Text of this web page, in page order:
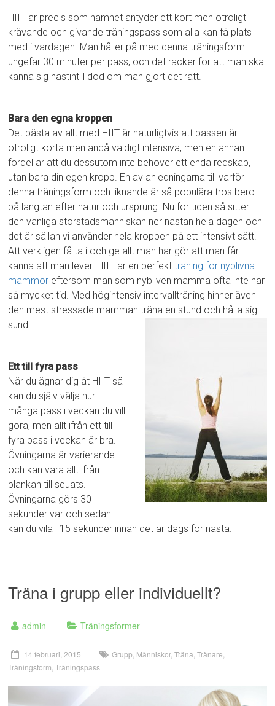
HIIT är precis som namnet antyder ett kort men otroligt
krävande och givande träningspass som alla kan få plats
med i vardagen. Man håller på med denna träningsform
ungefär 30 minuter per pass, och det räcker för att man ska
känna sig nästintill död om man gjort det rätt.
Bara den egna kroppen
Det bästa av allt med HIIT är naturligtvis att passen är
otroligt korta men ändå väldigt intensiva, men en annan
fördel är att du dessutom inte behöver ett enda redskap,
utan bara din egen kropp. En av anledningarna till varför
denna träningsform och liknande är så populära tros bero
på längtan efter natur och ursprung. Nu för tiden så sitter
den vanliga storstadsmänniskan ner nästan hela dagen och
det är sällan vi använder hela kroppen på ett intensivt sätt.
Att verkligen få ta i och ge allt man har gör att man får
känna att man lever. HIIT är en perfektträning för nyblivna
mammor eftersom man som nybliven mamma ofta inte har
så mycket tid. Med högintensiv intervallträning hinner även
den mest stressade mamman träna en stund och hålla sig
sund.
Ett till fyra pass
När du ägnar dig åt HIIT så
kan du själv välja hur
många pass i veckan du vill
göra, men allt ifrån ett till
fyra pass i veckan är bra.
Övningarna är varierande
och kan vara allt ifrån
plankan till squats.
Övningarna görs 30
sekunder var och sedan
kan du vila i 15 sekunder innan det är dags för nästa.
Träna i grupp eller individuellt?
admin Träningsformer
14 februari, 2015 Grupp Människor,Träna ,Tränare
Träningsform ,Träningspass